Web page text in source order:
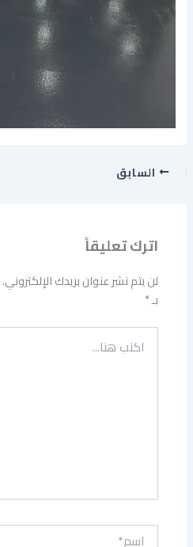
السابق
اترك تعليقاً
لن يتم نشر عنوان بريدك الإلكتروني.
بـ*
اكتب
هنا...
اسم*